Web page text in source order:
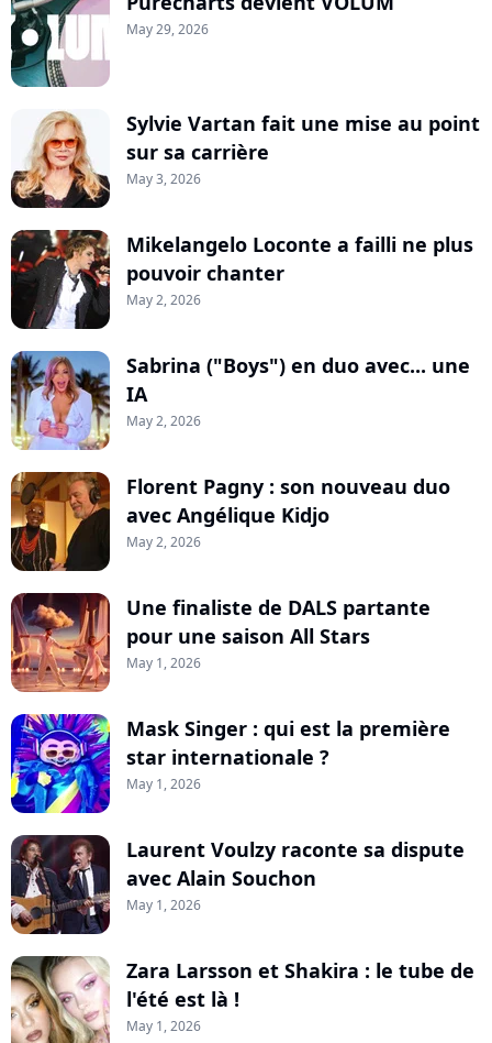
May 29, 2026
Sylvie Vartan fait une mise au point
sur sa carrière
May 3, 2026
Mikelangelo Loconte a failli ne plus
pouvoir chanter
May 2, 2026
Sabrina ("Boys") en duo avec... une
IA
May 2, 2026
Florent Pagny : son nouveau duo
avec Angélique Kidjo
May 2, 2026
Une finaliste de DALS partante
pour une saison All Stars
May 1, 2026
Mask Singer : qui est la première
star internationale ?
May 1, 2026
Laurent Voulzy raconte sa dispute
avec Alain Souchon
May 1, 2026
Zara Larsson et Shakira : le tube de
l'été est là !
May 1, 2026